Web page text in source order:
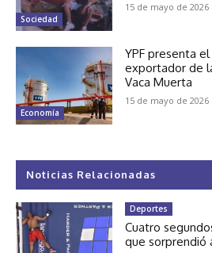
Sociedad
15 de mayo de 2026
Economía
YPF presenta
exportador de
Vaca Muerta
15 de mayo de 2026
Noticias Relacionadas
Deportes
Cuatro
que sorprendió